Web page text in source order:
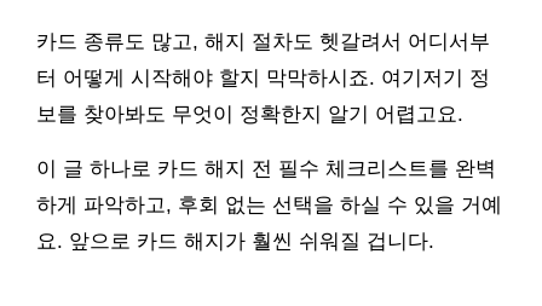
카드 종류도 많고, 해지 절차도 헷갈려서 어디서부
터 어떻게 시작해야 할지 막막하시죠. 여기저기 정
보를 찾아봐도 무엇이 정확한지 알기 어렵고요.
이 글 하나로 카드 해지 전 필수 체크리스트를 완벽
하게 파악하고, 후회 없는 선택을 하실 수 있을 거예
요. 앞으로 카드 해지가 훨씬 쉬워질 겁니다.